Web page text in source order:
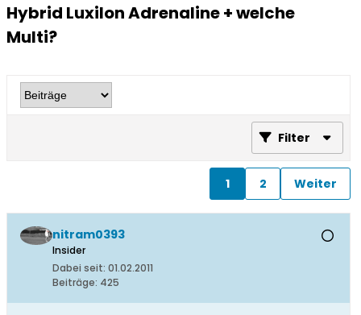
Hybrid Luxilon Adrenaline + welche
Multi?
Filter
1 2 Weiter
nitram0393
Insider
Dabei seit: 01.02.2011
Beiträge: 425